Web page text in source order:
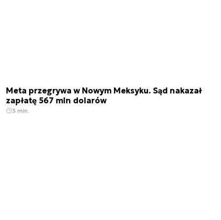
Meta przegrywa w Nowym Meksyku. Sąd nakazał
zapłatę 567 mln dolarów
3 min.